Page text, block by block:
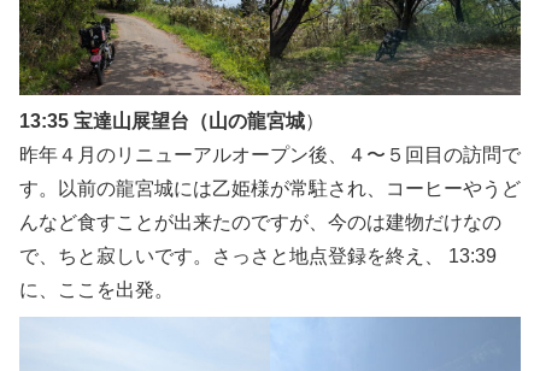
13:35 宝達山展望台（山の龍宮城）
昨年４月のリニューアルオープン後、４〜５回目の訪問で
す。以前の龍宮城には乙姫様が常駐され、コーヒーやうど
んなど食すことが出来たのですが、今のは建物だけなの
で、ちと寂しいです。さっさと地点登録を終え、 13:39
に、ここを出発。